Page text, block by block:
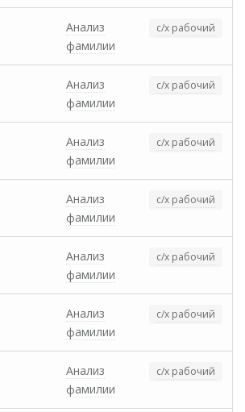
Анализ
фамилии
с/х рабочий
Анализ
фамилии
с/х рабочий
Анализ
фамилии
с/х рабочий
Анализ
фамилии
с/х рабочий
Анализ
фамилии
с/х рабочий
Анализ
фамилии
с/х рабочий
Анализ
фамилии
с/х рабочий